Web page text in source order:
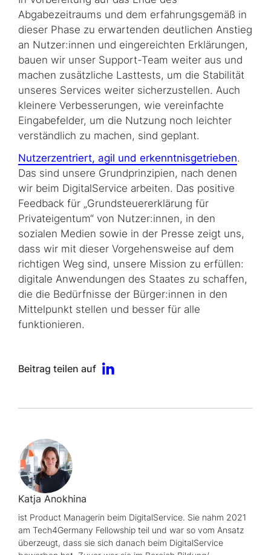
Abgabezeitraums und dem erfahrungsgemäß in
dieser Phase zu erwartenden deutlichen Anstieg
an Nutzer:innen und eingereichten Erklärungen,
bauen wir unser Support-Team weiter aus und
machen zusätzliche Lasttests, um die Stabilität
unseres Services weiter sicherzustellen. Auch
kleinere Verbesserungen, wie vereinfachte
Eingabefelder, um die Nutzung noch leichter
verständlich zu machen, sind geplant.
Nutzer­zentriert, agil und er­kennt­nis­getrieben.
Das sind unsere Grundprinzipien, nach denen
wir beim DigitalService arbeiten. Das positive
Feedback für „Grundsteuererklärung für
Privateigentum“ von Nutzer:innen, in den
sozialen Medien sowie in der Presse zeigt uns,
dass wir mit dieser Vorgehensweise auf dem
richtigen Weg sind, unsere Mission zu erfüllen:
digitale Anwendungen des Staates zu schaffen,
die die Bedürfnisse der Bürger:innen in den
Mittelpunkt stellen und besser für alle
funktionieren.
Beitrag teilen auf
Katja Anokhina
ist Product Managerin beim DigitalService. Sie nahm 2021
am Tech4Germany Fellowship teil und war so vom Ansatz
überzeugt, dass sie sich danach beim DigitalService